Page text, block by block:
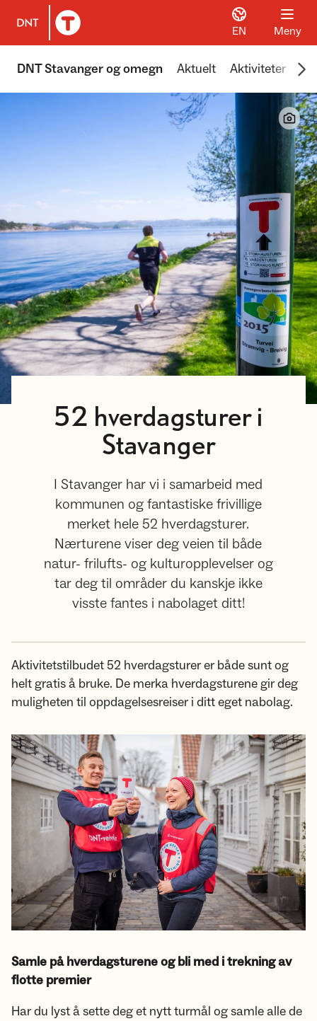
Til DNT.no forside
EN Meny
DNT Stavanger og omegn Aktuelt Aktiviteter
52 hverdagsturer i
Stavanger
I Stavanger har vi i samarbeid med
kommunen og fantastiske frivillige
merket hele 52 hverdagsturer.
Nærturene viser deg veien til både
natur- frilufts- og kulturopplevelser og
tar deg til områder du kanskje ikke
visste fantes i nabolaget ditt!
Aktivitetstilbudet 52 hverdagsturer er både sunt og
helt gratis å bruke. De merka hverdagsturene gir deg
muligheten til oppdagelsesreiser i ditt eget nabolag.
Samle på hverdagsturene og bli med i trekning av
flotte premier
Har du lyst å sette deg et nytt turmål og samle alle de